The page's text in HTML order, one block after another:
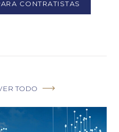
CONTRATISTAS
TODO